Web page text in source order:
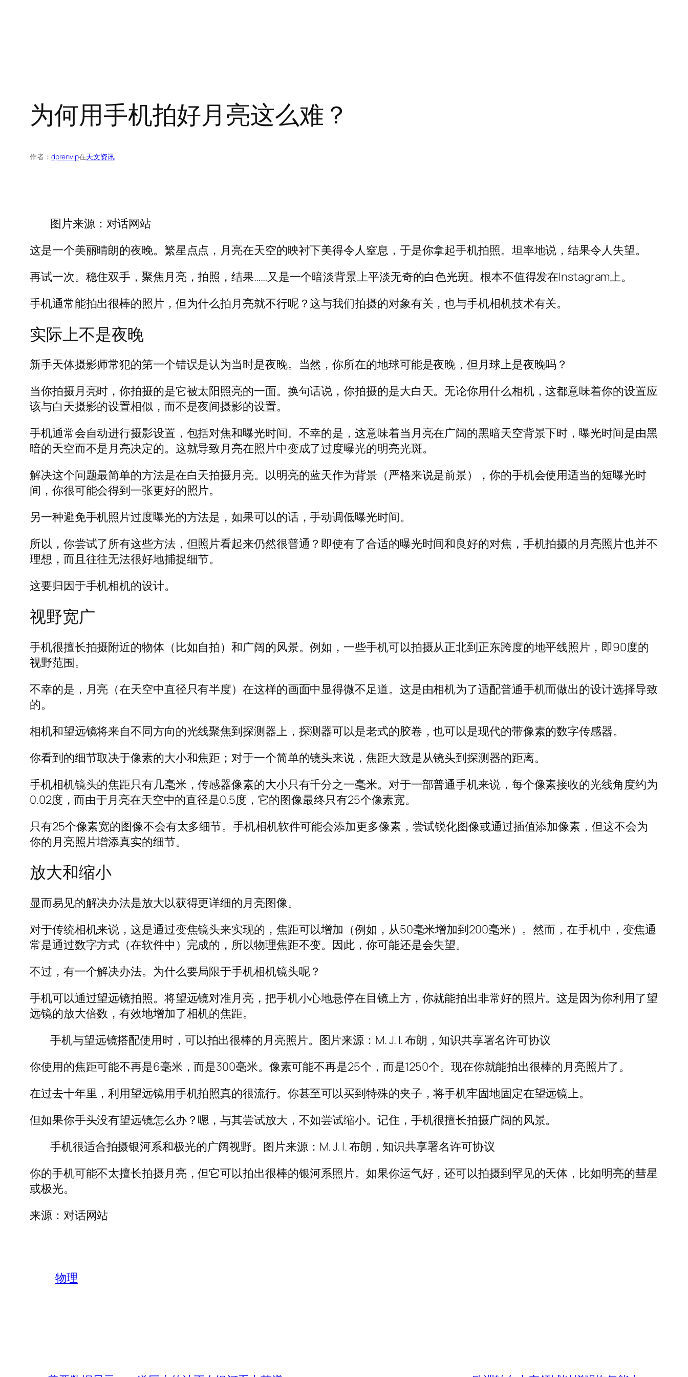
为何用手机拍好月亮这么难？
作者： dprenvip在天文资讯
图片来源：对话网站
这是一个美丽晴朗的夜晚。繁星点点，月亮在天空的映衬下美得令人窒息，于是你拿起手机拍照。坦率地说，结果令人失望。
再试一次。稳住双手，聚焦月亮，拍照，结果……又是一个暗淡背景上平淡无奇的白色光斑。根本不值得发在Instagram上。
手机通常能拍出很棒的照片，但为什么拍月亮就不行呢？这与我们拍摄的对象有关，也与手机相机技术有关。
实际上不是夜晚
新手天体摄影师常犯的第一个错误是认为当时是夜晚。当然，你所在的地球可能是夜晚，但月球上是夜晚吗？
当你拍摄月亮时，你拍摄的是它被太阳照亮的一面。换句话说，你拍摄的是大白天。无论你用什么相机，这都意味着你的设置应
该与白天摄影的设置相似，而不是夜间摄影的设置。
手机通常会自动进行摄影设置，包括对焦和曝光时间。不幸的是，这意味着当月亮在广阔的黑暗天空背景下时，曝光时间是由黑
暗的天空而不是月亮决定的。这就导致月亮在照片中变成了过度曝光的明亮光斑。
解决这个问题最简单的方法是在白天拍摄月亮。以明亮的蓝天作为背景（严格来说是前景），你的手机会使用适当的短曝光时
间，你很可能会得到一张更好的照片。
另一种避免手机照片过度曝光的方法是，如果可以的话，手动调低曝光时间。
所以，你尝试了所有这些方法，但照片看起来仍然很普通？即使有了合适的曝光时间和良好的对焦，手机拍摄的月亮照片也并不
理想，而且往往无法很好地捕捉细节。
这要归因于手机相机的设计。
视野宽广
手机很擅长拍摄附近的物体（比如自拍）和广阔的风景。例如，一些手机可以拍摄从正北到正东跨度的地平线照片，即90度的
视野范围。
不幸的是，月亮（在天空中直径只有半度）在这样的画面中显得微不足道。这是由相机为了适配普通手机而做出的设计选择导致
的。
相机和望远镜将来自不同方向的光线聚焦到探测器上，探测器可以是老式的胶卷，也可以是现代的带像素的数字传感器。
你看到的细节取决于像素的大小和焦距；对于一个简单的镜头来说，焦距大致是从镜头到探测器的距离。
手机相机镜头的焦距只有几毫米，传感器像素的大小只有千分之一毫米。对于一部普通手机来说，每个像素接收的光线角度约为
0.02度，而由于月亮在天空中的直径是0.5度，它的图像最终只有25个像素宽。
只有25个像素宽的图像不会有太多细节。手机相机软件可能会添加更多像素，尝试锐化图像或通过插值添加像素，但这不会为
你的月亮照片增添真实的细节。
放大和缩小
显而易见的解决办法是放大以获得更详细的月亮图像。
对于传统相机来说，这是通过变焦镜头来实现的，焦距可以增加（例如，从50毫米增加到200毫米）。然而，在手机中，变焦通
常是通过数字方式（在软件中）完成的，所以物理焦距不变。因此，你可能还是会失望。
不过，有一个解决办法。为什么要局限于手机相机镜头呢？
手机可以通过望远镜拍照。将望远镜对准月亮，把手机小心地悬停在目镜上方，你就能拍出非常好的照片。这是因为你利用了望
远镜的放大倍数，有效地增加了相机的焦距。
手机与望远镜搭配使用时，可以拍出很棒的月亮照片。图片来源：M. J. I. 布朗，知识共享署名许可协议
你使用的焦距可能不再是6毫米，而是300毫米。像素可能不再是25个，而是1250个。现在你就能拍出很棒的月亮照片了。
在过去十年里，利用望远镜用手机拍照真的很流行。你甚至可以买到特殊的夹子，将手机牢固地固定在望远镜上。
但如果你手头没有望远镜怎么办？嗯，与其尝试放大，不如尝试缩小。记住，手机很擅长拍摄广阔的风景。
手机很适合拍摄银河系和极光的广阔视野。图片来源：M. J. I. 布朗，知识共享署名许可协议
你的手机可能不太擅长拍摄月亮，但它可以拍出很棒的银河系照片。如果你运气好，还可以拍摄到罕见的天体，比如明亮的彗星
或极光。
来源：对话网站
物理